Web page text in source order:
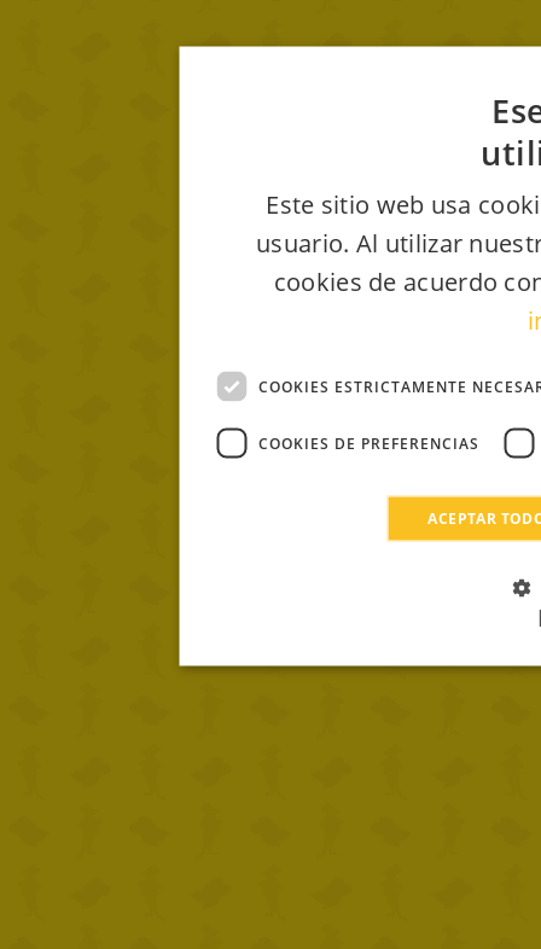
Este sitio web usa
usuario. Al utilizar
cookies de acuerdo
COOKIES ESTRICTAMENTE
COOKIES DE PREFERENCIAS
ACEPTAR